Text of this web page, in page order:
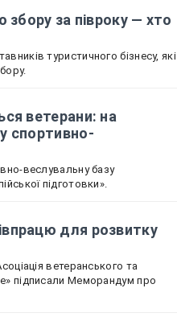
збору за півроку — хто
туристичного бізнесу, які
ветерани: на
спортивно-
веслувальну базу
підготовки».
для розвитку
ветеранського та
підписали Меморандум про